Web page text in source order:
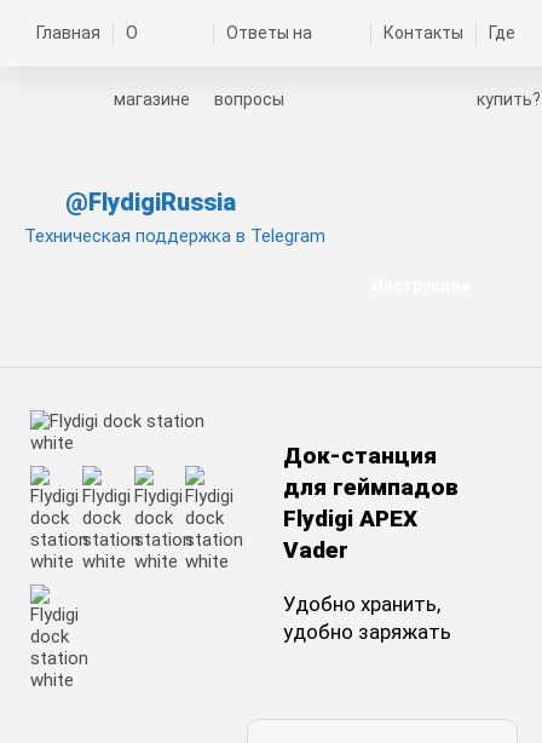
Главная О
магазине
Ответы на
вопросы
Контакты Где
купить?
@FlydigiRussia
Техническая поддержка в Telegram
Док-станция
для геймпадов
Flydigi APEX
Vader
Удобно хранить,
удобно заряжать